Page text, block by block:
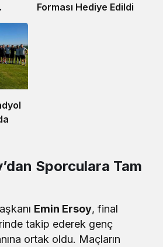
Forması Hediye Edildi
Sporculara Tam
Emin Ersoy, final
takip ederek genç
ortak oldu. Maçların